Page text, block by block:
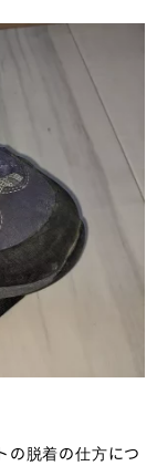
の脱着の仕方につ